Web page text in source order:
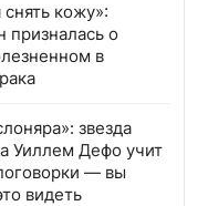
кожу»:
призналась о
в
звезда
Уиллем Дефо учит
— вы
видеть